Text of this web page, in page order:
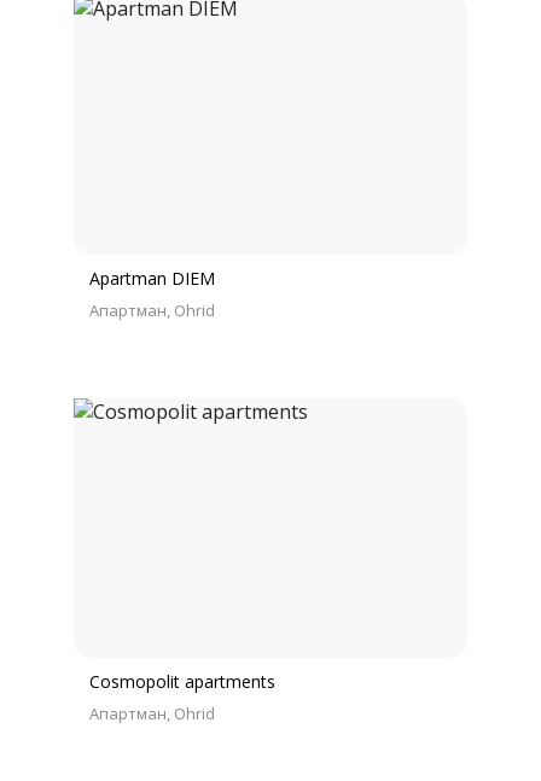
Apartman DIEM
Апартман Ohrid
Cosmopolit apartments
Апартман Ohrid